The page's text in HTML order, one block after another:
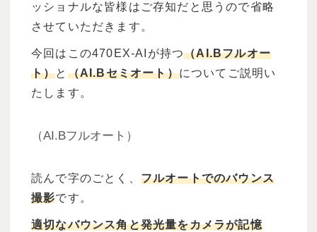
ッショナルな皆様はご存知だと思うので省略
させていただきます。
今回はこの470EX-AIが持つ（AI.Bフルオー
ト）と （AI.Bセミオート）についてご説明い
たします。
（AI.Bフルオート）
読んで字のごとく、 フルオートでのバウンス
撮影です。
適切なバウンス角と発光量をカメラが記憶